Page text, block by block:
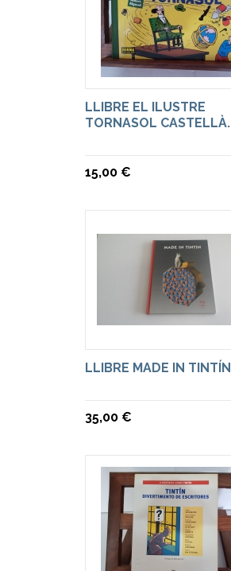
LLIBRE EL ILUSTRE
TORNASOL CASTELLÀ.
15,00 €
LLIBRE MADE IN TINTÍN
35,00 €